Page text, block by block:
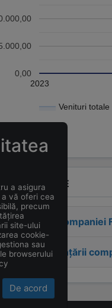
Venituri totale
2023
0,00
FRECVENTE
adresa companiei
este data înființării
a asigura
vă oferi cea
precum
site-ului
cookie-
sau
browserului
De acord